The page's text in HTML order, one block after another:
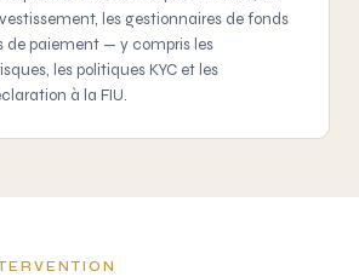
les gestionnaires de fonds
de paiement — y compris les
les politiques KYC et les
à la FIU.